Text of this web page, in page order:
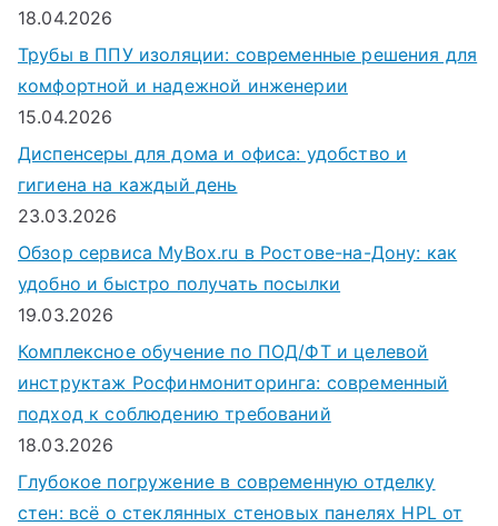
18.04.2026
Трубы в ППУ изоляции: современные решения для
комфортной и надежной инженерии
15.04.2026
Диспенсеры для дома и офиса: удобство и
гигиена на каждый день
23.03.2026
Обзор сервиса MyBox.ru в Ростове-на-Дону: как
удобно и быстро получать посылки
19.03.2026
Комплексное обучение по ПОД/ФТ и целевой
инструктаж Росфинмониторинга: современный
подход к соблюдению требований
18.03.2026
Глубокое погружение в современную отделку
стен: всё о стеклянных стеновых панелях HPL от